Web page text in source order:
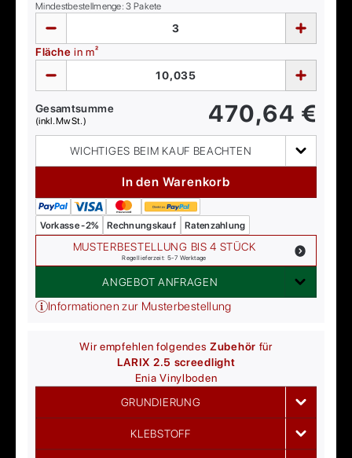
Mindestbestellmenge:3 Pakete
Fläche in m²
Gesamtsumme
(inkl. MwSt.) 470,64 €
WICHTIGES BEIM KAUF BEACHTEN
In den Warenkorb
Vorkasse -2% Rechnungskauf Ratenzahlung
MUSTERBESTELLUNG BIS 4 STÜCK
Regellieferzeit: 5-7 Werktage
ANGEBOT ANFRAGEN
Informationen zur Musterbestellung
Wir empfehlen folgendesZubehör für
LARIX 2.5 screedlight
Enia Vinylboden
GRUNDIERUNG
KLEBSTOFF